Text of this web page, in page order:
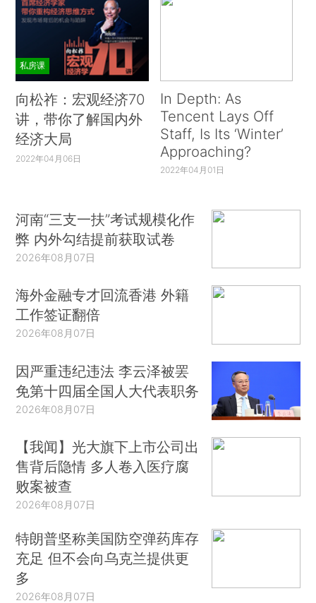
私房课
向松祚：宏观经济70
讲，带你了解国内外
经济大局
2022年04月06日
In Depth: As
Tencent Lays Off
Staff, Is Its ‘Winter’
Approaching?
2022年04月01日
河南“三支一扶”考试规模化作
弊 内外勾结提前获取试卷
2026年08月07日
海外金融专才回流香港 外籍
工作签证翻倍
2026年08月07日
因严重违纪违法 李云泽被罢
免第十四届全国人大代表职务
2026年08月07日
【我闻】光大旗下上市公司出
售背后隐情 多人卷入医疗腐
败案被查
2026年08月07日
特朗普坚称美国防空弹药库存
充足 但不会向乌克兰提供更
多
2026年08月07日